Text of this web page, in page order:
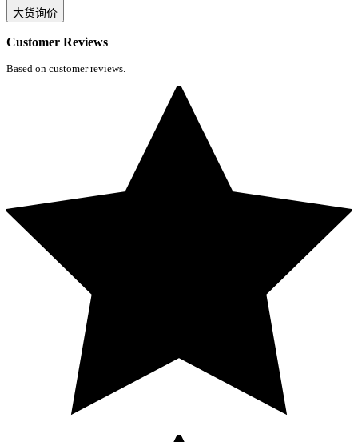
大货询价
Customer Reviews
Based on customer reviews.